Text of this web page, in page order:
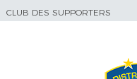
CLUB DES SUPPORTERS